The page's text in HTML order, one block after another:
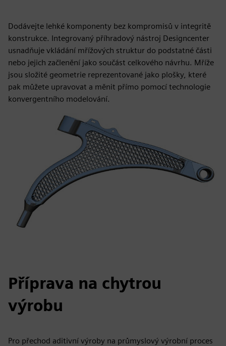
Dodávejte lehké komponenty bez kompromisů v integritě
konstrukce. Integrovaný příhradový nástroj Designcenter
usnadňuje vkládání mřížových struktur do podstatné části
nebo jejich začlenění jako součást celkového návrhu. Mříže
jsou složité geometrie reprezentované jako plošky, které
pak můžete upravovat a měnit přímo pomocí technologie
konvergentního modelování.
Příprava na chytrou
výrobu
Pro přechod aditivní výroby na průmyslový výrobní proces